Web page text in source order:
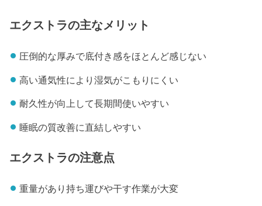
エクストラの主なメリット
圧倒的な厚みで底付き感をほとんど感じない
高い通気性により湿気がこもりにくい
耐久性が向上して長期間使いやすい
睡眠の質改善に直結しやすい
エクストラの注意点
重量があり持ち運びや干す作業が大変